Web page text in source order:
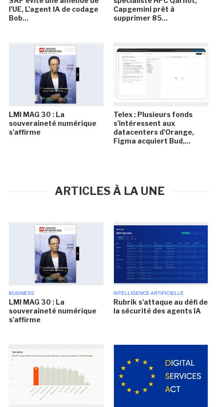
l'UE, L'agent IA de codage
Bob...
Capgemini prêt à
supprimer 85...
LMI MAG 30 : La
souveraineté numérique
s'affirme
Telex : Plusieurs fonds
s'intéressent aux
datacenters d'Orange,
Figma acquiert Bud,...
ARTICLES À LA UNE
BUSINESS
LMI MAG 30 : La
souveraineté numérique
s'affirme
INTELLIGENCE ARTIFICIELLE
Rubrik s'attaque au défi de
la sécurité des agents IA